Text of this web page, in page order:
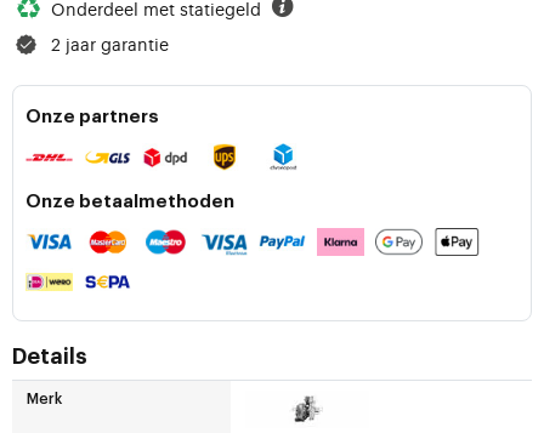
Onderdeel met statiegeld
2 jaar garantie
Onze partners
Onze betaalmethoden
Details
Merk